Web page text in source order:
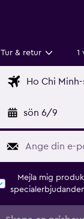
Tur & retur 1
sön 6/9
Mejla mig